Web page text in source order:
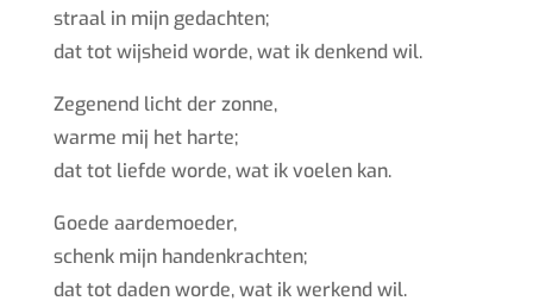
straal in mijn gedachten;
dat tot wijsheid worde, wat ik denkend wil.
Zegenend licht der zonne,
warme mij het harte;
dat tot liefde worde, wat ik voelen kan.
Goede aardemoeder,
schenk mijn handenkrachten;
dat tot daden worde, wat ik werkend wil.